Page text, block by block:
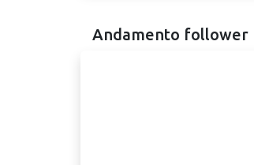
Andamento follower